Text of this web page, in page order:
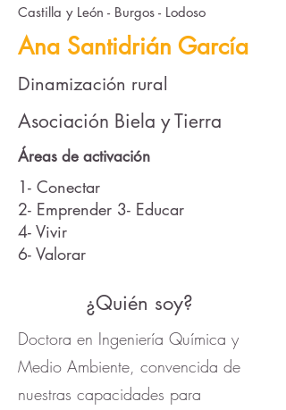
Castilla y León - Burgos - Lodoso
Ana Santidrián García
Dinamización rural
Asociación Biela y Tierra
Áreas de activación
1- Conectar
2- Emprender 3- Educar
4- Vivir
6- Valorar
¿Quién soy?
Doctora en Ingeniería Química y
Medio Ambiente, convencida de
nuestras capacidades para